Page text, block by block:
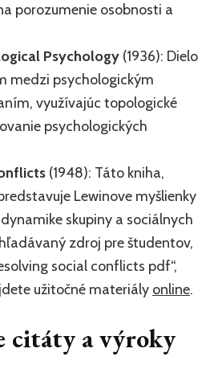
porozumenie osobnosti a
Psychology (1936): Dielo
medzi psychologickým
využívajúc topologické
psychologických
(1948): Táto kniha,
Lewinove myšlienky
skupiny a sociálnych
zdroj pre študentov,
social conflicts pdf“,
užitočné materiály online.
citáty a výroky